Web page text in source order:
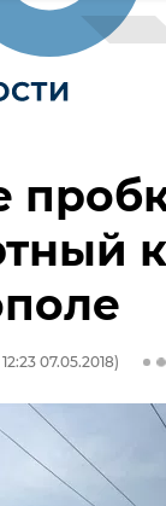
07.05.2018)